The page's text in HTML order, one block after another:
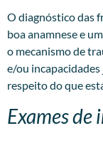
O diagnóstico das
boa anamnese e
o mecanismo de
e/ou
respeito do que
Exames de